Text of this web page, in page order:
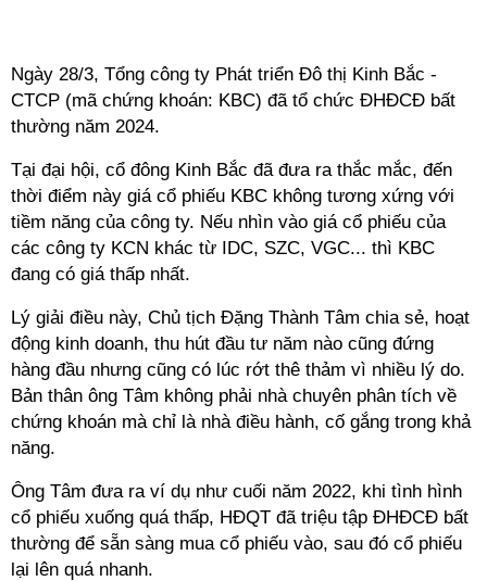
Ngày 28/3, Tổng công ty Phát triển Đô thị Kinh Bắc -
CTCP (mã chứng khoán: KBC) đã tổ chức ĐHĐCĐ bất
thường năm 2024.
Tại đại hội, cổ đông Kinh Bắc đã đưa ra thắc mắc, đến
thời điểm này giá cổ phiếu KBC không tương xứng với
tiềm năng của công ty. Nếu nhìn vào giá cổ phiếu của
các công ty KCN khác từ IDC, SZC, VGC... thì KBC
đang có giá thấp nhất.
Lý giải điều này, Chủ tịch Đặng Thành Tâm chia sẻ, hoạt
động kinh doanh, thu hút đầu tư năm nào cũng đứng
hàng đầu nhưng cũng có lúc rớt thê thảm vì nhiều lý do.
Bản thân ông Tâm không phải nhà chuyên phân tích về
chứng khoán mà chỉ là nhà điều hành, cố gắng trong khả
năng.
Ông Tâm đưa ra ví dụ như cuối năm 2022, khi tình hình
cổ phiếu xuống quá thấp, HĐQT đã triệu tập ĐHĐCĐ bất
thường để sẵn sàng mua cổ phiếu vào, sau đó cổ phiếu
lại lên quá nhanh.